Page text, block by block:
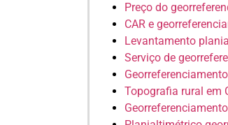
Preço do
CAR e
Levantamento
Serviço de
Topografia rural em